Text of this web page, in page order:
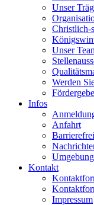
Unser
Christlich-
Unser
Werden
Infos
Anfahrt
Umgebung
Kontakt
Impressum